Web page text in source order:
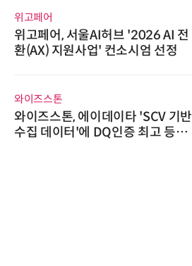
위고페어
위고페어, 서울AI허브 '2026 AI 전
환(AX) 지원사업' 컨소시엄 선정
와이즈스톤
와이즈스톤, 에이데이타 'SCV 기반
수집 데이터'에 DQ인증 최고 등급